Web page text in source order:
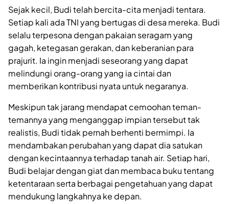
Sejak kecil, Budi telah bercita-cita menjadi tentara.
Setiap kali ada TNI yang bertugas di desa mereka. Budi
selalu terpesona dengan pakaian seragam yang
gagah, ketegasan gerakan, dan keberanian para
prajurit. Ia ingin menjadi seseorang yang dapat
melindungi orang-orang yang ia cintai dan
memberikan kontribusi nyata untuk negaranya.
Meskipun tak jarang mendapat cemoohan teman-
temannya yang menganggap impian tersebut tak
realistis, Budi tidak pernah berhenti bermimpi. Ia
mendambakan perubahan yang dapat dia satukan
dengan kecintaannya terhadap tanah air. Setiap hari,
Budi belajar dengan giat dan membaca buku tentang
ketentaraan serta berbagai pengetahuan yang dapat
mendukung langkahnya ke depan.